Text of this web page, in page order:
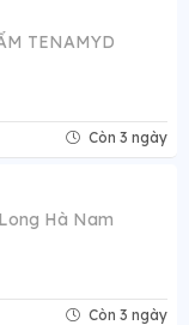
TENAMYD
Còn 3 ngày
Hà Nam
Còn 3 ngày